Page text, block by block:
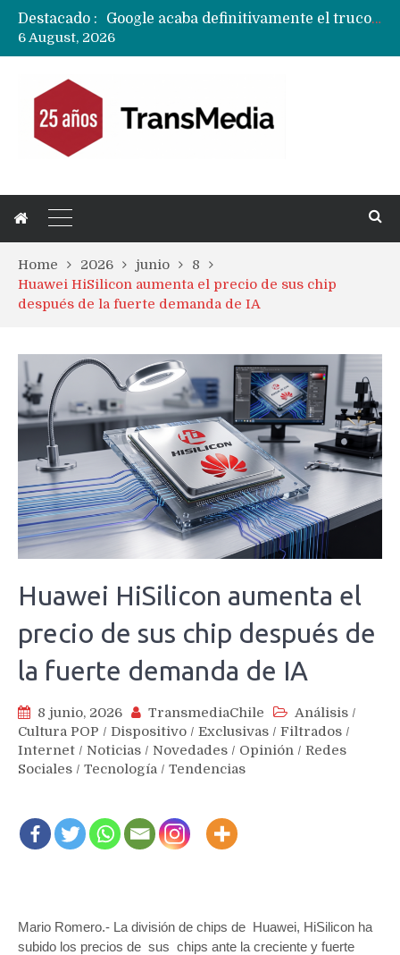
Destacado :
Google acaba definitivamente el truco para pagar con NFC en celulares Xiaomi, Oppo, Vivo y Huawei con ROM china
6 August, 2026
Home 2026 junio
8
Huawei HiSilicon aumenta el precio de sus chip
después de la fuerte demanda de IA
Huawei HiSilicon aumenta el
precio de sus chip después de
la fuerte demanda de IA
8 junio, 2026 TransmediaChile Análisis /
Cultura POP / Dispositivo / Exclusivas / Filtrados /
Internet / Noticias / Novedades / Opinión / Redes
Sociales / Tecnología / Tendencias
Mario Romero.- La división de chips de Huawei, HiSilicon ha
subido los precios de sus chips ante la creciente y fuerte